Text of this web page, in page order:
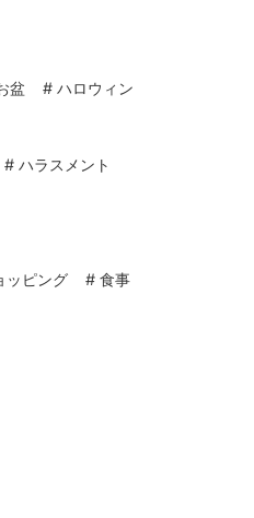
盆 # ハロウィン
# ハラスメント
ッピング # 食事